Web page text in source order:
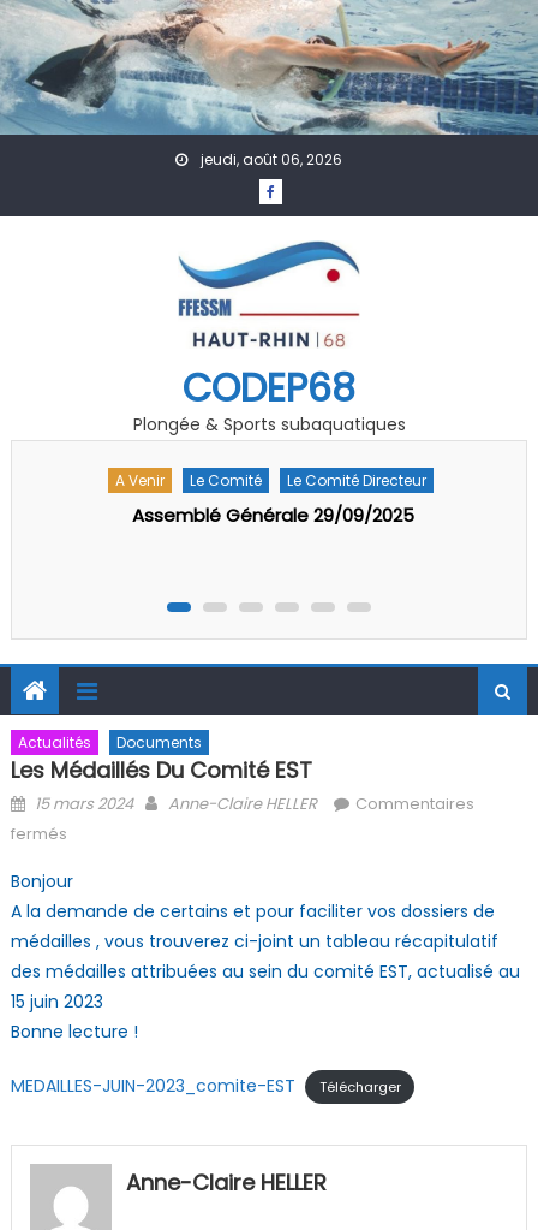
Skip to content
jeudi, août 06, 2026
CODEP68
Plongée & Sports subaquatiques
A Venir Actualités Formation Technique
Séminaire Pédago-Technique
Actualités Documents
Les Médaillés Du Comité EST
Posted on
15 mars 2024 Author
Anne-Claire HELLER
Commentaires
fermés
Bonjour
A la demande de certains et pour faciliter vos dossiers de
médailles , vous trouverez ci-joint un tableau récapitulatif
des médailles attribuées au sein du comité EST, actualisé au
15 juin 2023
Bonne lecture !
MEDAILLES-JUIN-2023_comite-EST Télécharger
Anne-Claire HELLER